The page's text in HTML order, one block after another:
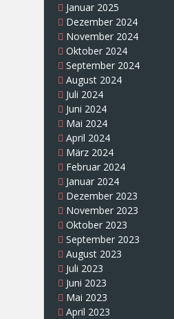
Januar 2025
Dezember 2024
November 2024
Oktober 2024
September 2024
August 2024
Juli 2024
Juni 2024
Mai 2024
April 2024
März 2024
Februar 2024
Januar 2024
Dezember 2023
November 2023
Oktober 2023
September 2023
August 2023
Juli 2023
Juni 2023
Mai 2023
April 2023